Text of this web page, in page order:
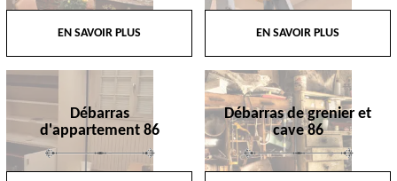
EN SAVOIR PLUS EN SAVOIR PLUS
Débarras
d'appartement 86
Débarras de grenier et
cave 86